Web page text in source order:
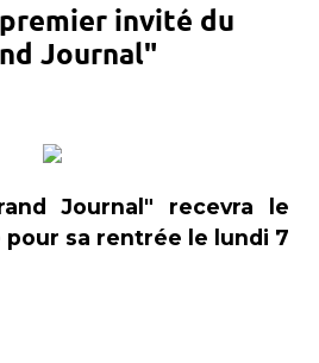
invité du
Journal"
Journal" recevra le
sa rentrée le lundi 7